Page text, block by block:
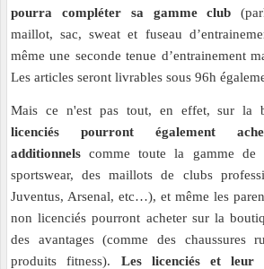
pourra compléter sa gamme club
maillot, sac, sweat et fuseau
même une seconde tenue d’entrainement
Les articles seront livrables sous 96h
Mais ce n'est pas tout, en effet, sur la
licenciés pourront également
additionnels comme toute la gamme de
sportswear, des maillots de clubs
Juventus, Arsenal, etc…), et même les
non licenciés pourront acheter sur la
des avantages (comme des chaussures
produits fitness). Les licenciés et leur